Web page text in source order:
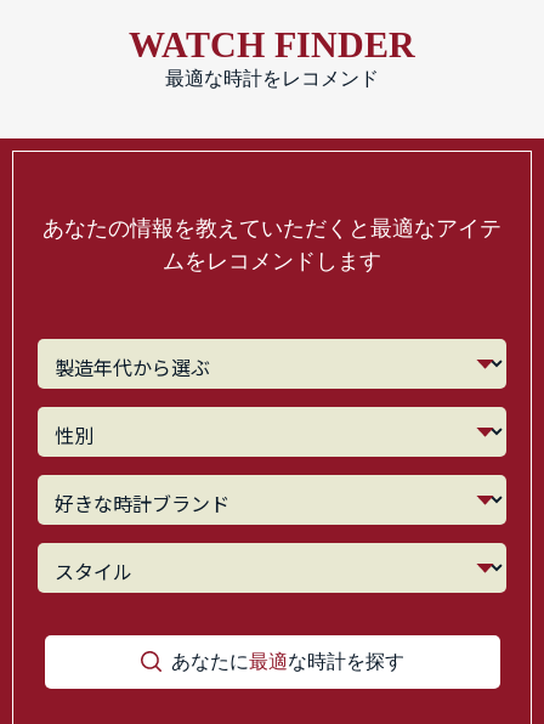
WATCH FINDER
最適な時計をレコメンド
あなたの情報を教えていただくと最適なアイテ
ムをレコメンドします
あなたに最適な時計を探す